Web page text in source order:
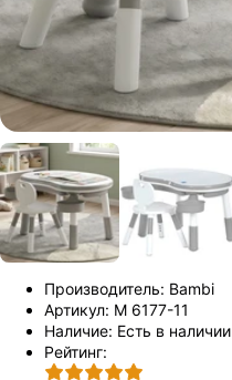
Производитель: Bambi
Артикул: M 6177-11
Наличие: Есть в наличии
Рейтинг: